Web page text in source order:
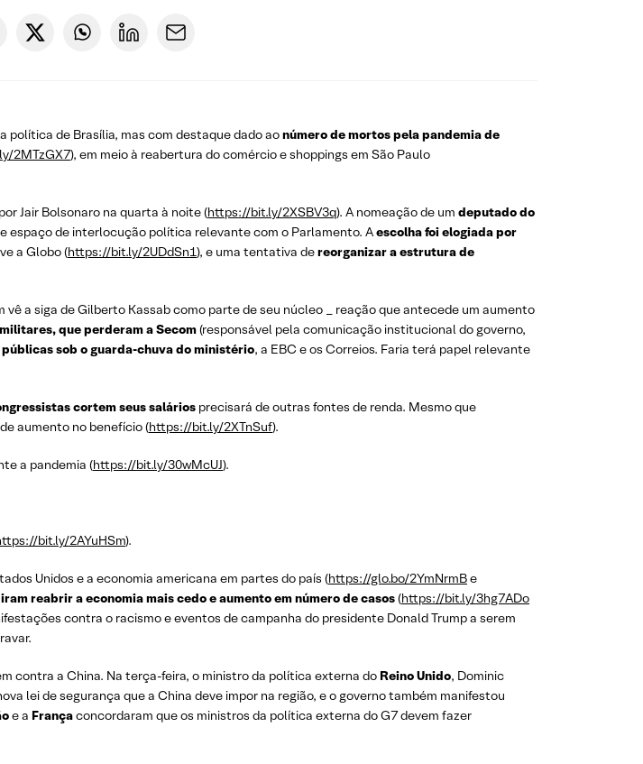
política de Brasília, mas com destaque dado aonúmero de mortos pela pandemia de
2MTzGX7), em meio à reabertura do comércio e shoppings em São Paulo
Jair Bolsonaro na quarta à noite (https://bit.ly/2XSBV3q). A nomeação de um deputado do
espaço de interlocução política relevante com o Parlamento. Aescolha foi elogiada por
a Globo (https://bit.ly/2UDdSn1), e uma tentativa dereorganizar a estrutura de
vê a siga de Gilberto Kassab como parte de seu núcleo _ reação que antecede um aumento
que perderam a Secom(responsável pela comunicação institucional do governo,
sob o guarda-chuva do ministério, a EBC e os Correios. Faria terá papel relevante
cortem seus salários precisará de outras fontes de renda. Mesmo que
aumento no benefício (https://bit.ly/2XTnSuf).
a pandemia (https://bit.ly/30wMcUJ).
bit.ly/2AYuHSm).
Unidos e a economia americana em partes do país (https://glo.bo/2YmNrmBe
reabrir a economia mais cedo e aumento em número de casos(https://bit.ly/3hg7ADo
contra o racismo e eventos de campanha do presidente Donald Trump a serem
contra a China. Na terça-feira, o ministro da política externa do Reino Unido, Dominic
lei de segurança que a China deve impor na região, e o governo também manifestou
e a Françaconcordaram que os ministros da política externa do G7 devem fazer